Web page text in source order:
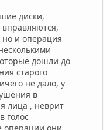
диски,
но и операция
дошли до
старого
не дало, у
в
лица , неврит
голос